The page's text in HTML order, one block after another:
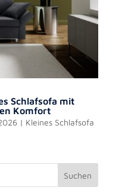
Schlafsofa mit
Komfort
| Kleines Schlafsofa
Suchen